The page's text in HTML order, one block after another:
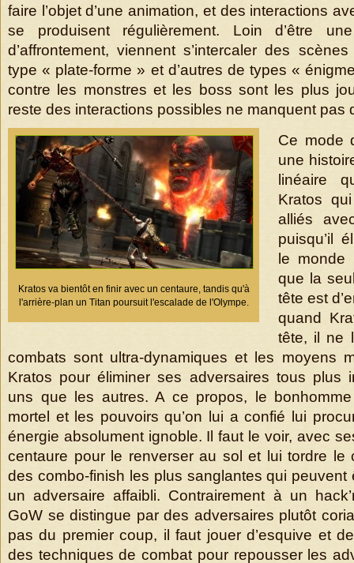
faire l’objet d’une animation, et des interactions
se produisent régulièrement. Loin d’être
d’affrontement, viennent s’intercaler des
type « plate-forme » et d’autres de types «
contre les monstres et les boss sont les plus
reste des interactions possibles ne manquent pas
Kratos va bientôt en finir avec un centaure, tandis qu'à
l'arrière-plan un Titan poursuit l'escalade de l'Olympe.
Ce mode
une
linéaire
Kratos
alliés
puisqu’il
le
que la
tête est
quand
tête, il ne
combats sont ultra-dynamiques et les moyens
Kratos pour éliminer ses adversaires tous plus
uns que les autres. A ce propos, le
mortel et les pouvoirs qu’on lui a confié lui
énergie absolument ignoble. Il faut le voir, avec
centaure pour le renverser au sol et lui tordre le
des combo-finish les plus sanglantes qui peuvent
un adversaire affaibli. Contrairement à un
GoW se distingue par des adversaires plutôt
pas du premier coup, il faut jouer d’esquive et
des techniques de combat pour repousser les